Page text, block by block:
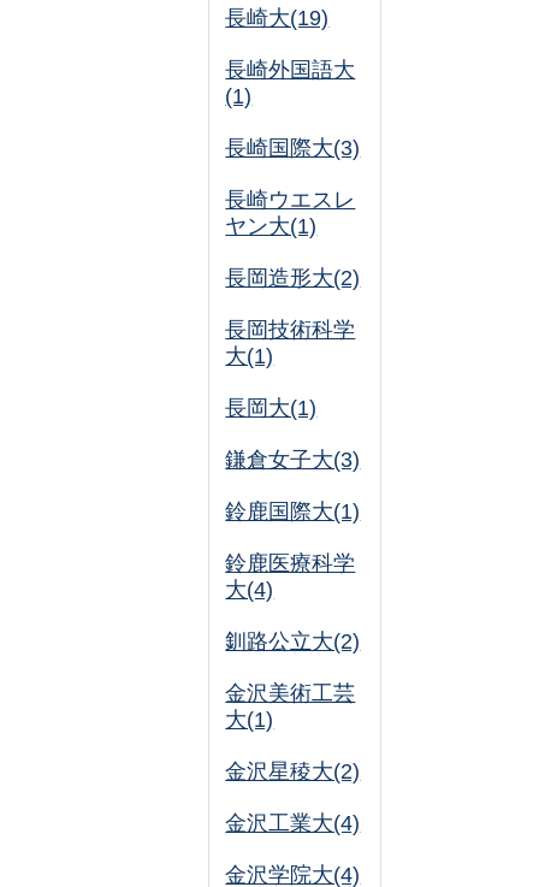
長崎大(19)
長崎外国語大
(1)
長崎国際大(3)
長崎ウエスレ
ヤン大(1)
長岡造形大(2)
長岡技術科学
大(1)
長岡大(1)
鎌倉女子大(3)
鈴鹿国際大(1)
鈴鹿医療科学
大(4)
釧路公立大(2)
金沢美術工芸
大(1)
金沢星稜大(2)
金沢工業大(4)
金沢学院大(4)